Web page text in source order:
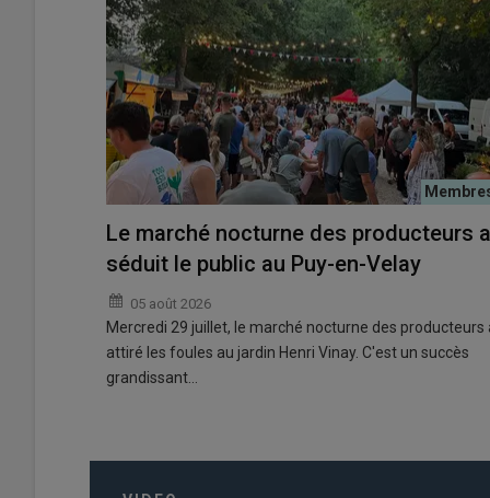
Le marché nocturne des producteurs a
séduit le public au Puy-en-Velay
05 août 2026
Mercredi 29 juillet, le marché nocturne des producteurs
attiré les foules au jardin Henri Vinay. C'est un succès
grandissant…